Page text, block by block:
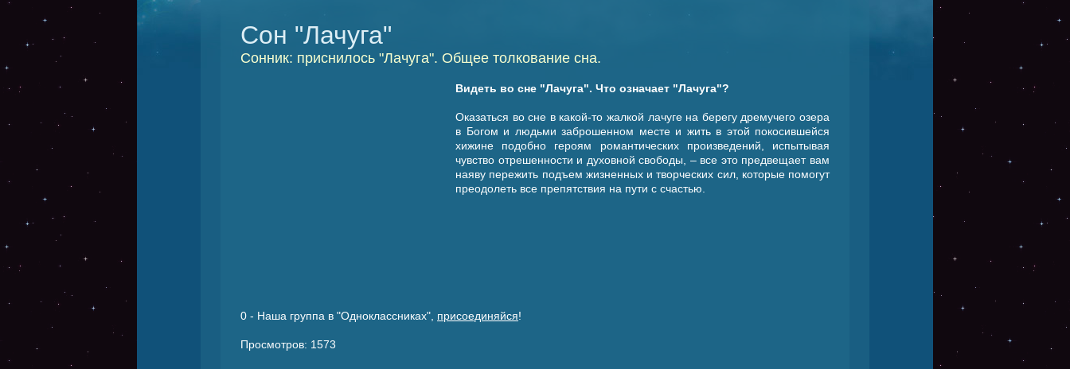
Сон "Лачуга"
Сонник: приснилось "Лачуга". Общее толкование сна.
Видеть во сне "Лачуга". Что означает "Лачуга"?
Оказаться во сне в какой-то жалкой лачуге на берегу дремучего озера
в Богом и людьми заброшенном месте и жить в этой покосившейся
хижине подобно героям романтических произведений, испытывая
чувство отрешенности и духовной свободы, – все это предвещает вам
наяву пережить подъем жизненных и творческих сил, которые помогут
преодолеть все препятствия на пути с счастью.
0 - Наша группа в "Одноклассниках", присоединяйся!
Просмотров: 1573